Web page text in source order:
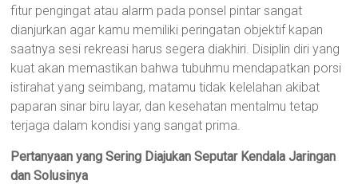
fitur pengingat atau alarm pada ponsel pintar sangat
dianjurkan agar kamu memiliki peringatan objektif kapan
saatnya sesi rekreasi harus segera diakhiri. Disiplin diri yang
kuat akan memastikan bahwa tubuhmu mendapatkan porsi
istirahat yang seimbang, matamu tidak kelelahan akibat
paparan sinar biru layar, dan kesehatan mentalmu tetap
terjaga dalam kondisi yang sangat prima.
Pertanyaan yang Sering Diajukan Seputar Kendala Jaringan
dan Solusinya